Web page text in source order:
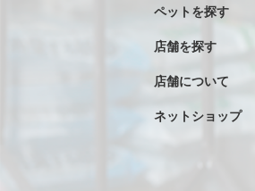
ペットを探す
店舗を探す
店舗について
ネットショップ